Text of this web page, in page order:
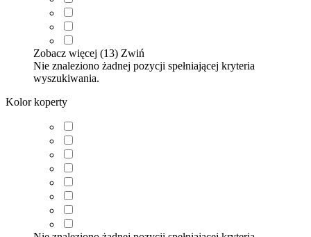
Zobacz więcej (13) Zwiń
Nie znaleziono żadnej pozycji spełniającej kryteria
wyszukiwania.
Kolor koperty